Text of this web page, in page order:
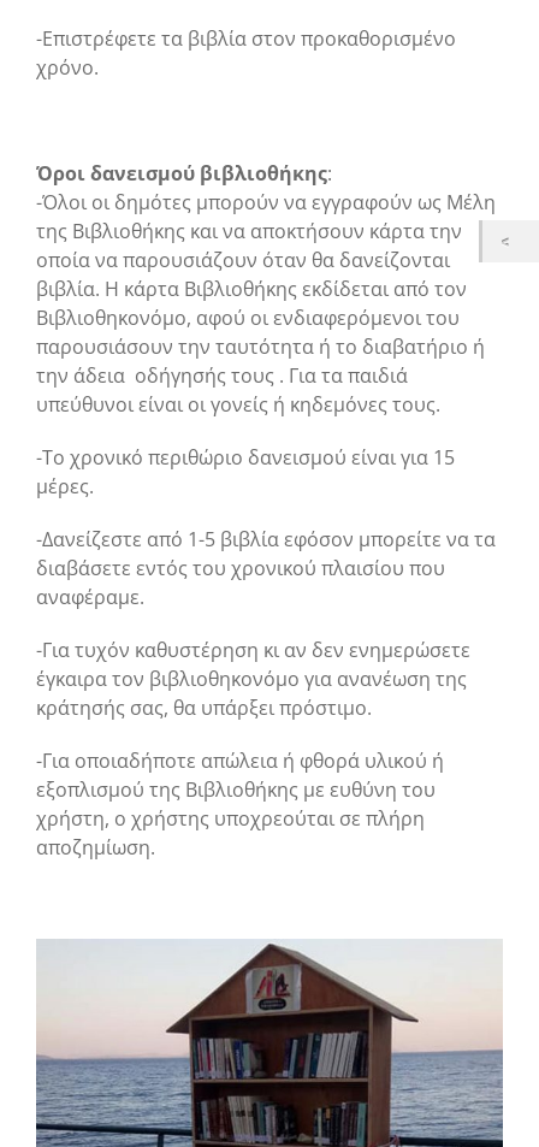
-Επιστρέφετε τα βιβλία στον προκαθορισμένο
χρόνο.
Όροι δανεισμού βιβλιοθήκης:
-Όλοι οι δημότες μπορούν να εγγραφούν ως Μέλη
της Βιβλιοθήκης και να αποκτήσουν κάρτα την
οποία να παρουσιάζουν όταν θα δανείζονται
βιβλία. Η κάρτα Βιβλιοθήκης εκδίδεται από τον
Βιβλιοθηκονόμο, αφού οι ενδιαφερόμενοι του
παρουσιάσουν την ταυτότητα ή το διαβατήριο ή
την άδεια οδήγησής τους . Για τα παιδιά
υπεύθυνοι είναι οι γονείς ή κηδεμόνες τους.
-Το χρονικό περιθώριο δανεισμού είναι για 15
μέρες.
-Δανείζεστε από 1-5 βιβλία εφόσον μπορείτε να τα
διαβάσετε εντός του χρονικού πλαισίου που
αναφέραμε.
-Για τυχόν καθυστέρηση κι αν δεν ενημερώσετε
έγκαιρα τον βιβλιοθηκονόμο για ανανέωση της
κράτησής σας, θα υπάρξει πρόστιμο.
-Για οποιαδήποτε απώλεια ή φθορά υλικού ή
εξοπλισμού της Βιβλιοθήκης με ευθύνη του
χρήστη, ο χρήστης υποχρεούται σε πλήρη
αποζημίωση.